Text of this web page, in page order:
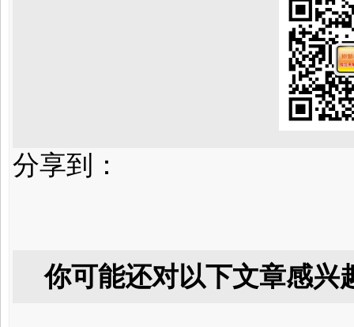
分享到：
你可能还对以下文章感兴